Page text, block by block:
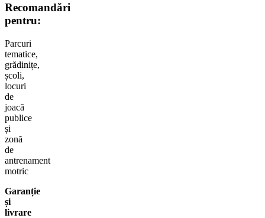
Recomandări
pentru:
Parcuri
tematice,
grădinițe,
școli,
locuri
de
joacă
publice
și
zonă
de
antrenament
motric
Garanție
și
livrare